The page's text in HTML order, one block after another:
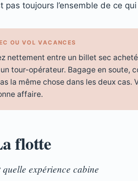
toujours l’ensemble de ce
OU VOL VACANCES
nettement entre un billet sec
tour-opérateur. Bagage en soute,
la même chose dans les deux cas.
affaire.
flotte
quelle expérience cabine